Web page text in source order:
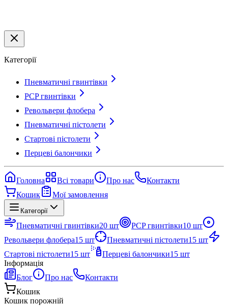
Категорії
Пневматичні гвинтівки
PCP гвинтівки
Револьвери флобера
Пневматичні пістолети
Стартові пістолети
Перцеві балончики
Головна Всі товари Про нас
Контакти
Кошик
Мої замовлення
Категорії
Пневматичні гвинтівки20 шт PCP гвинтівки10 шт
Револьвери флобера15 шт Пневматичні пістолети15 шт
Стартові пістолети15 шт Перцеві балончики15 шт
Інформація
Блог
Про нас
Контакти
Кошик
Кошик порожній